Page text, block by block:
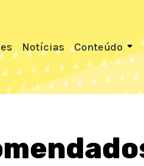
Notícias Conteúdo